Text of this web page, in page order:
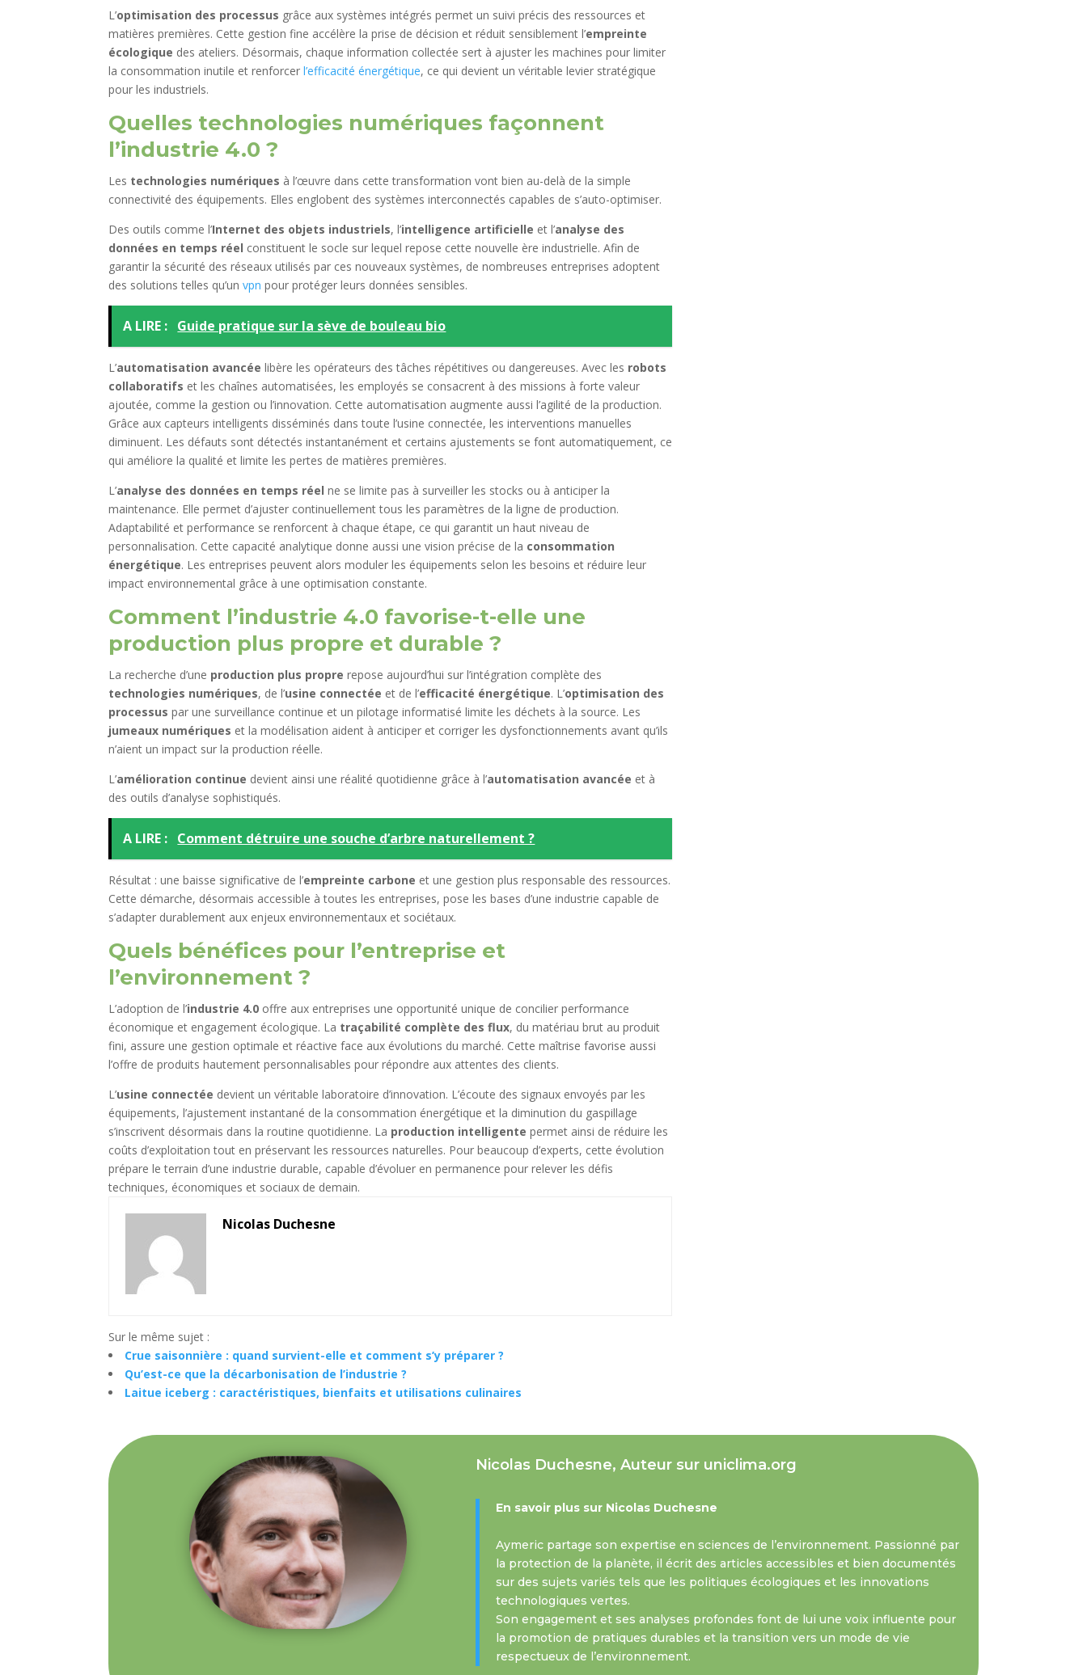
L’optimisation des processus grâce aux systèmes intégrés permet un suivi précis des ressources et
matières premières. Cette gestion fine accélère la prise de décision et réduit sensiblement l’empreinte
écologique des ateliers. Désormais, chaque information collectée sert à ajuster les machines pour limiter
la consommation inutile et renforcerl’efficacité énergétique, ce qui devient un véritable levier stratégique
pour les industriels.
Quelles technologies numériques façonnent
l’industrie 4.0 ?
Les technologies numériques à l’œuvre dans cette transformation vont bien au-delà de la simple
connectivité des équipements. Elles englobent des systèmes interconnectés capables de s’auto-optimiser.
Des outils comme l’Internet des objets industriels, l’intelligence artificielle et l’analyse des
données en temps réel constituent le socle sur lequel repose cette nouvelle ère industrielle. Afin de
garantir la sécurité des réseaux utilisés par ces nouveaux systèmes, de nombreuses entreprises adoptent
des solutions telles qu’unvpn pour protéger leurs données sensibles.
A LIRE : Guide pratique sur la sève de bouleau bio
L’automatisation avancée libère les opérateurs des tâches répétitives ou dangereuses. Avec les robots
collaboratifs et les chaînes automatisées, les employés se consacrent à des missions à forte valeur
ajoutée, comme la gestion ou l’innovation. Cette automatisation augmente aussi l’agilité de la production.
Grâce aux capteurs intelligents disséminés dans toute l’usine connectée, les interventions manuelles
diminuent. Les défauts sont détectés instantanément et certains ajustements se font automatiquement, ce
qui améliore la qualité et limite les pertes de matières premières.
L’analyse des données en temps réel ne se limite pas à surveiller les stocks ou à anticiper la
maintenance. Elle permet d’ajuster continuellement tous les paramètres de la ligne de production.
Adaptabilité et performance se renforcent à chaque étape, ce qui garantit un haut niveau de
personnalisation. Cette capacité analytique donne aussi une vision précise de la consommation
énergétique. Les entreprises peuvent alors moduler les équipements selon les besoins et réduire leur
impact environnemental grâce à une optimisation constante.
Comment l’industrie 4.0 favorise-t-elle une
production plus propre et durable ?
La recherche d’une production plus propre repose aujourd’hui sur l’intégration complète des
technologies numériques, de l’usine connectée et de l’efficacité énergétique. L’optimisation des
processus par une surveillance continue et un pilotage informatisé limite les déchets à la source. Les
jumeaux numériques et la modélisation aident à anticiper et corriger les dysfonctionnements avant qu’ils
n’aient un impact sur la production réelle.
L’amélioration continue devient ainsi une réalité quotidienne grâce à l’automatisation avancée et à
des outils d’analyse sophistiqués.
A LIRE : Comment détruire une souche d’arbre naturellement ?
Résultat : une baisse significative de l’empreinte carbone et une gestion plus responsable des ressources.
Cette démarche, désormais accessible à toutes les entreprises, pose les bases d’une industrie capable de
s’adapter durablement aux enjeux environnementaux et sociétaux.
Quels bénéfices pour l’entreprise et
l’environnement ?
L’adoption de l’industrie 4.0 offre aux entreprises une opportunité unique de concilier performance
économique et engagement écologique. La traçabilité complète des flux, du matériau brut au produit
fini, assure une gestion optimale et réactive face aux évolutions du marché. Cette maîtrise favorise aussi
l’offre de produits hautement personnalisables pour répondre aux attentes des clients.
L’usine connectée devient un véritable laboratoire d’innovation. L’écoute des signaux envoyés par les
équipements, l’ajustement instantané de la consommation énergétique et la diminution du gaspillage
s’inscrivent désormais dans la routine quotidienne. La production intelligente permet ainsi de réduire les
coûts d’exploitation tout en préservant les ressources naturelles. Pour beaucoup d’experts, cette évolution
prépare le terrain d’une industrie durable, capable d’évoluer en permanence pour relever les défis
techniques, économiques et sociaux de demain.
Nicolas Duchesne
Sur le même sujet :
Crue saisonnière : quand survient-elle et comment s’y préparer ?
Qu’est-ce que la décarbonisation de l’industrie ?
Laitue iceberg : caractéristiques, bienfaits et utilisations culinaires
Nicolas Duchesne, Auteur sur uniclima.org
En savoir plus sur Nicolas Duchesne
Aymeric partage son expertise en sciences de l’environnement. Passionné par
la protection de la planète, il écrit des articles accessibles et bien documentés
sur des sujets variés tels que les politiques écologiques et les innovations
technologiques vertes.
Son engagement et ses analyses profondes font de lui une voix influente pour
la promotion de pratiques durables et la transition vers un mode de vie
respectueux de l’environnement.